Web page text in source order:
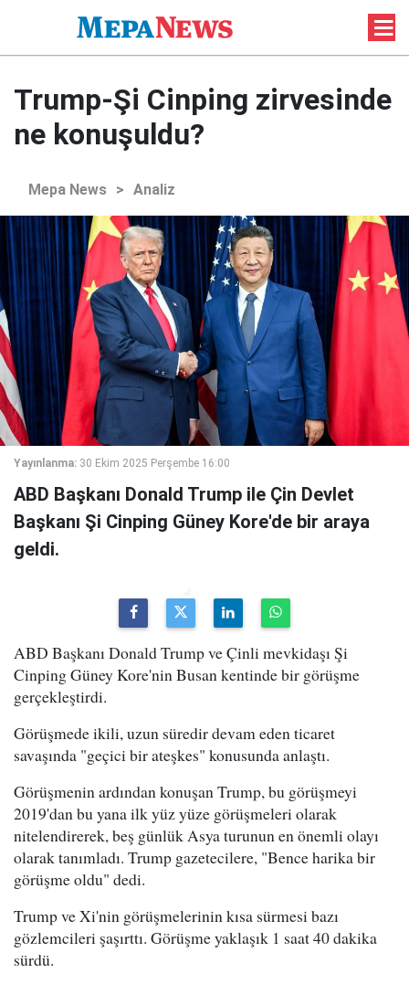
Trump-Şi Cinping zirvesinde
ne konuşuldu?
Mepa News > Analiz
Yayınlanma: 30 Ekim 2025 Perşembe 16:00
ABD Başkanı Donald Trump ile Çin Devlet
Başkanı Şi Cinping Güney Kore'de bir araya
geldi.
ABD Başkanı Donald Trump ve Çinli mevkidaşı Şi
Cinping Güney Kore'nin Busan kentinde bir görüşme
gerçekleştirdi.
Görüşmede ikili, uzun süredir devam eden ticaret
savaşında "geçici bir ateşkes" konusunda anlaştı.
Görüşmenin ardından konuşan Trump, bu görüşmeyi
2019'dan bu yana ilk yüz yüze görüşmeleri olarak
nitelendirerek, beş günlük Asya turunun en önemli olayı
olarak tanımladı. Trump gazetecilere, "Bence harika bir
görüşme oldu" dedi.
Trump ve Xi'nin görüşmelerinin kısa sürmesi bazı
gözlemcileri şaşırttı. Görüşme yaklaşık 1 saat 40 dakika
sürdü.